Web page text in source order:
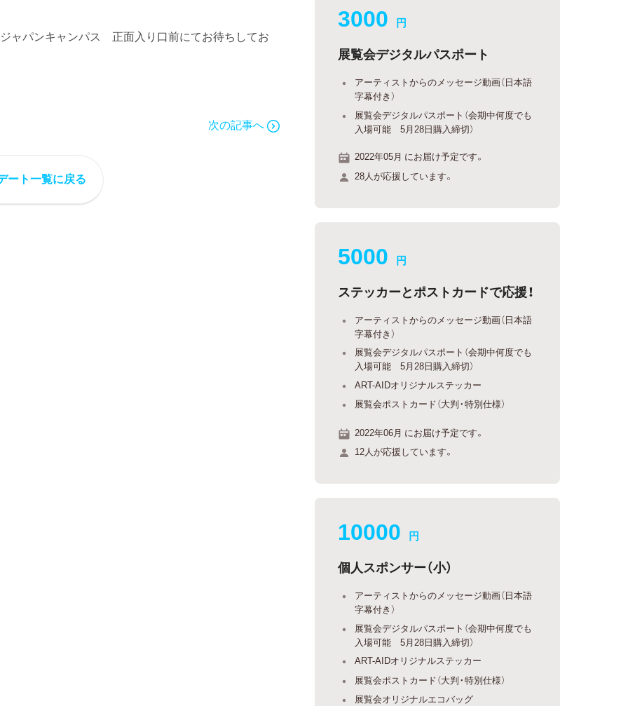
ジャパンキャンパス 正面入り口前にてお待ちしてお
次の記事へ
ート一覧に戻る
3000 円
展覧会デジタルパスポート
アーティストからのメッセージ動画（日本語
字幕付き）
展覧会デジタルパスポート（会期中何度でも
入場可能 5月28日購入締切）
2022年05月 にお届け予定です。
28人が応援しています。
5000 円
ステッカーとポストカードで応援！
アーティストからのメッセージ動画（日本語
字幕付き）
展覧会デジタルパスポート（会期中何度でも
入場可能 5月28日購入締切）
ART-AIDオリジナルステッカー
展覧会ポストカード（大判・特別仕様）
2022年06月 にお届け予定です。
12人が応援しています。
10000 円
個人スポンサー（小）
アーティストからのメッセージ動画（日本語
字幕付き）
展覧会デジタルパスポート（会期中何度でも
入場可能 5月28日購入締切）
ART-AIDオリジナルステッカー
展覧会ポストカード（大判・特別仕様）
展覧会オリジナルエコバッグ